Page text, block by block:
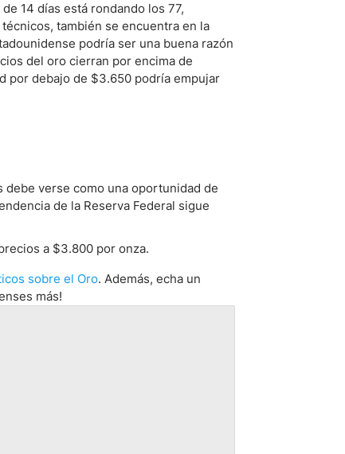
de 14 días está rondando los 77,
también se encuentra en la
podría ser una buena razón
del oro cierran por encima de
por debajo de $3.650 podría empujar
verse como una oportunidad de
de la Reserva Federal sigue
a $3.800 por onza.
sobre el Oro. Además, echa un
más!